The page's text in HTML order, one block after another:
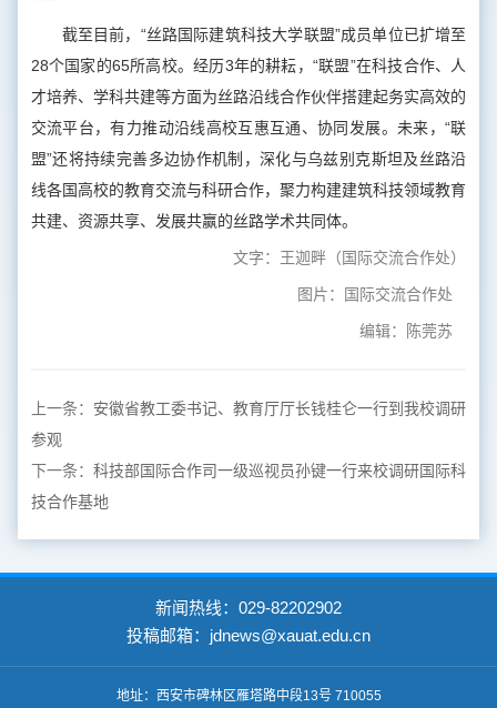
截至目前，“丝路国际建筑科技大学联盟”成员单位已扩增至
28个国家的65所高校。经历3年的耕耘，“联盟”在科技合作、人
才培养、学科共建等方面为丝路沿线合作伙伴搭建起务实高效的
交流平台，有力推动沿线高校互惠互通、协同发展。未来，“联
盟”还将持续完善多边协作机制，深化与乌兹别克斯坦及丝路沿
线各国高校的教育交流与科研合作，聚力构建建筑科技领域教育
共建、资源共享、发展共赢的丝路学术共同体。
文字：王迦畔（国际交流合作处）
图片：国际交流合作处
编辑：陈莞苏
上一条： 安徽省教工委书记、教育厅厅长钱桂仑一行到我校调研
参观
下一条： 科技部国际合作司一级巡视员孙键一行来校调研国际科
技合作基地
新闻热线：029-82202902
投稿邮箱：jdnews@xauat.edu.cn
地址：西安市碑林区雁塔路中段13号 710055